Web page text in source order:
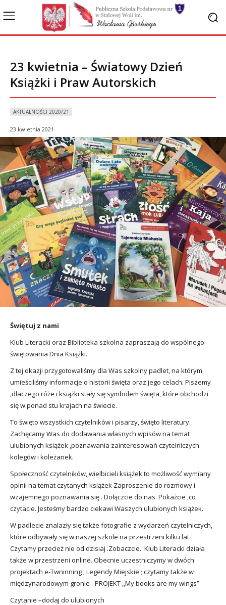
23 kwietnia – Światowy Dzień
Książki i Praw Autorskich
AKTUALNOŚCI 2020/21
23 kwietnia 2021
Świętuj z nami
Klub Literacki oraz Biblioteka szkolna zapraszają do wspólnego
świętowania Dnia Książki.
Z tej okazji przygotowaliśmy dla Was szkolny padlet, na którym
umieściliśmy informacje o historii święta oraz jego celach. Piszemy
,dlaczego róże i książki stały się symbolem święta, które obchodzi
się w ponad stu krajach na świecie.
To święto wszystkich czytelników i pisarzy, święto literatury.
Zachęcamy Was do dodawania własnych wpisów na temat
ulubionych książek ,poznawania zainteresowań czytelniczych
kolegów i koleżanek.
Społeczność czytelników, wielbicieli książek to możliwość wymiany
opinii na temat czytanych książek Zaproszenie do rozmowy i
wzajemnego poznawania się . Dołączcie do nas. Pokażcie ,co
czytacie. Jesteśmy bardzo ciekawi Waszych ulubionych książek.
W padlecie znalazły się także fotografie z wydarzeń czytelniczych,
które odbywały się w naszej szkole na przestrzeni kilku lat.
Czytamy przecież nie od dzisiaj .Zobaczcie. Klub Literacki działa
także w przestrzeni online. Obecnie uczestniczymy w dwóch
projektach e-Twninning ; Legendy Miejskie ; czytamy także w
międzynarodowym gronie –PROJEKT ,,My books are my wings’’
Czytanie –dodaj do ulubionych